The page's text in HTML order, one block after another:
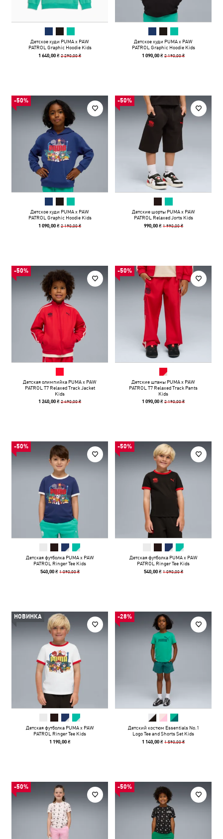
Детское худи PUMA x PAW
PATROL Graphic Hoodie Kids
1 640,00 ₴2 290,00 ₴
Детское худи PUMA x PAW
PATROL Graphic Hoodie Kids
1 090,00 ₴2 190,00 ₴
-50%
Детское худи PUMA x PAW
PATROL Graphic Hoodie Kids
1 090,00 ₴2 190,00 ₴
-50%
Детские шорты PUMA x PAW
PATROL Relaxed Jorts Kids
990,00 ₴ 1 990,00 ₴
-50%
Детская олимпийка PUMA x PAW
PATROL T7 Relaxed Track Jacket
Kids
1 240,00 ₴2 490,00 ₴
-50%
Детские штаны PUMA x PAW
PATROL T7 Relaxed Track Pants
Kids
1 090,00 ₴2 190,00 ₴
-50%
Детская футболка PUMA x PAW
PATROL Ringer Tee Kids
540,00 ₴ 1 090,00 ₴
-50%
Детская футболка PUMA x PAW
PATROL Ringer Tee Kids
540,00 ₴ 1 090,00 ₴
НОВИНКА
Детская футболка PUMA x PAW
PATROL Ringer Tee Kids
1 190,00 ₴
-28%
Детский костюм Essentials No.1
Logo Tee and Shorts Set Kids
1 140,00 ₴1 590,00 ₴
-50% -50%